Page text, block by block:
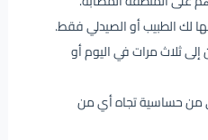
لك الطبيب أو الصيدلي فقط.
ثلاث مرات في اليوم أو
من حساسية تجاه أي من